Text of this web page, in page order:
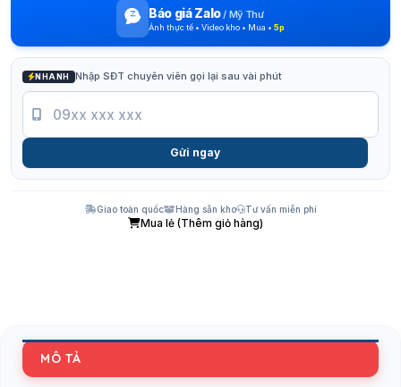
Báo giá Zalo/ Mỹ Thư
Ảnh thực tế • Video kho • Mua • 5p
NHANH Nhập SĐT chuyên viên gọi lại sau vài phút
Gửi ngay
Giao toàn quốc Hàng sẵn kho Tư vấn miễn phí
Mua lẻ (Thêm giỏ hàng)
MÔ TẢ